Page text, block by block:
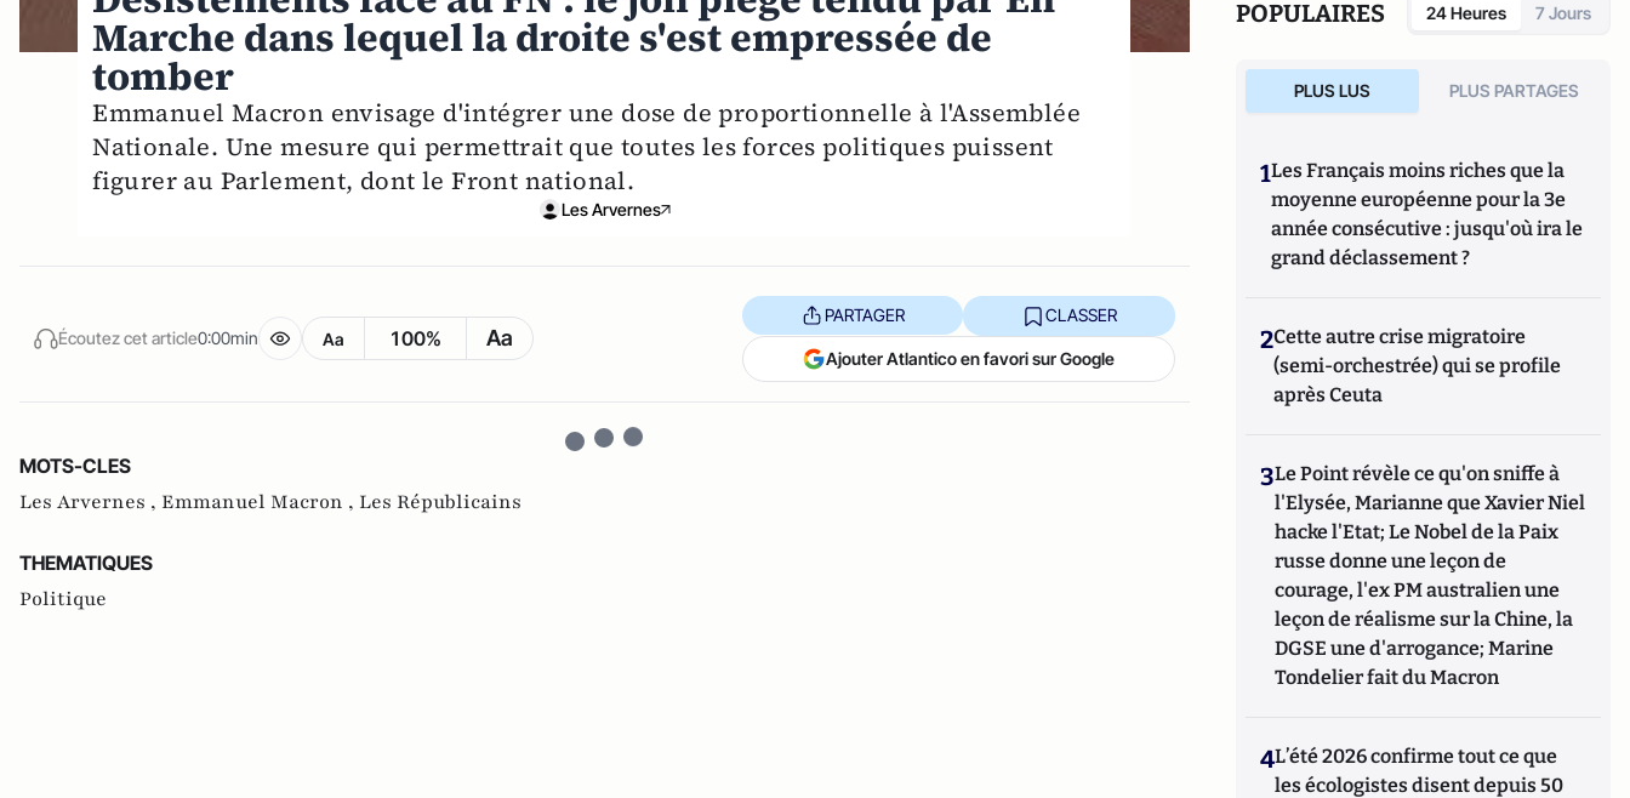
Marche dans lequel la droite s'est empressée de
tomber
Emmanuel Macron envisage d'intégrer une dose de proportionnelle à l'Assemblée
Nationale. Une mesure qui permettrait que toutes les forces politiques puissent
figurer au Parlement, dont le Front national.
Les Arvernes
Écoutez cet article0:00min Aa 100% Aa
PARTAGER CLASSER
Ajouter Atlantico en favori sur Google
MOTS-CLES
Les Arvernes , Emmanuel Macron , Les Républicains
THEMATIQUES
Politique
POPULAIRES 24 Heures 7 Jours
PLUS LUS PLUS PARTAGES
1Les Français moins riches que la
moyenne européenne pour la 3e
année consécutive : jusqu'où ira le
grand déclassement ?
2Cette autre crise migratoire
(semi-orchestrée) qui se profile
après Ceuta
3Le Point révèle ce qu'on sniffe à
l'Elysée, Marianne que Xavier Niel
hacke l'Etat; Le Nobel de la Paix
russe donne une leçon de
courage, l'ex PM australien une
leçon de réalisme sur la Chine, la
DGSE une d'arrogance; Marine
Tondelier fait du Macron
4L’été 2026 confirme tout ce que
les écologistes disent depuis 50